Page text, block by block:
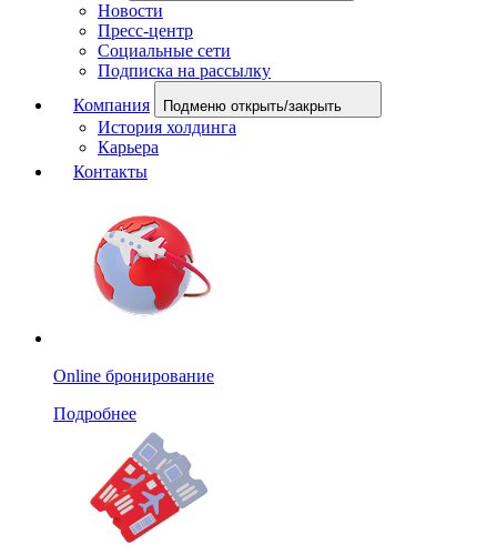
Новости
Пресс-центр
Социальные сети
Подписка на рассылку
Компания
Подменю открыть/закрыть
История холдинга
Карьера
Контакты
Online бронирование
Подробнее